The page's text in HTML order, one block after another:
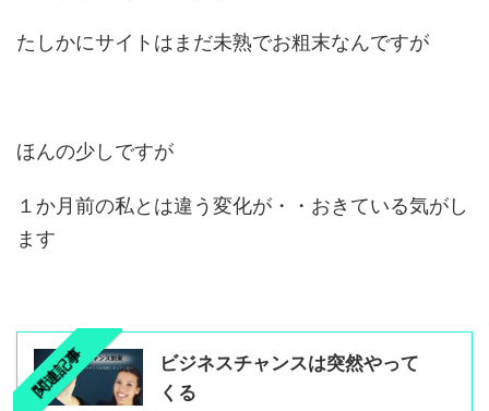
たしかにサイトはまだ未熟でお粗末なんですが
ほんの少しですが
１か月前の私とは違う変化が・・おきている気がし
ます
関連記事
ビジネスチャンスは突然やって
くる